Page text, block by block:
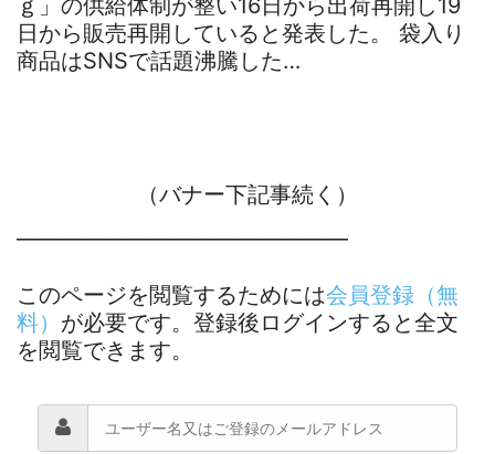
ｇ」の供給体制が整い16日から出荷再開し19
日から販売再開していると発表した。 袋入り
商品はSNSで話題沸騰した…
（バナー下記事続く）
―――――――――――――――
このページを閲覧するためには会員登録（無
料） が必要です。登録後ログインすると全文
を閲覧できます。